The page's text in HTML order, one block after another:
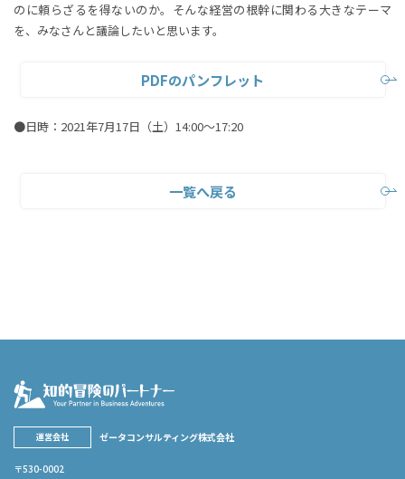
のに頼らざるを得ないのか。そんな経営の根幹に関わる大きなテーマ
を、みなさんと議論したいと思います。
PDFのパンフレット
●日時：2021年7月17日（土）14:00～17:20
一覧へ戻る
運営会社 ゼータコンサルティング株式会社
〒530-0002